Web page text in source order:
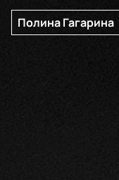
Полина Гагарина